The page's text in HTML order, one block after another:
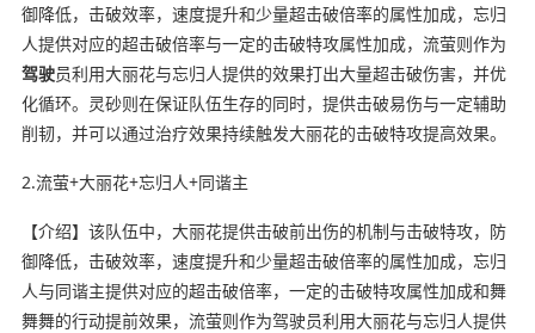
御降低，击破效率，速度提升和少量超击破倍率的属性加成，忘归
人提供对应的超击破倍率与一定的击破特攻属性加成，流萤则作为
驾驶员利用大丽花与忘归人提供的效果打出大量超击破伤害，并优
化循环。灵砂则在保证队伍生存的同时，提供击破易伤与一定辅助
削韧，并可以通过治疗效果持续触发大丽花的击破特攻提高效果。
2.流萤+大丽花+忘归人+同谐主
【介绍】该队伍中，大丽花提供击破前出伤的机制与击破特攻，防
御降低，击破效率，速度提升和少量超击破倍率的属性加成，忘归
人与同谐主提供对应的超击破倍率，一定的击破特攻属性加成和舞
舞舞的行动提前效果，流萤则作为驾驶员利用大丽花与忘归人提供